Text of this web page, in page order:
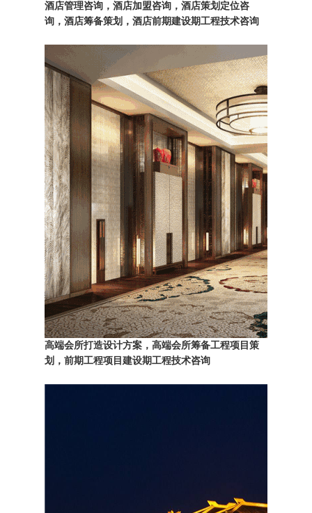
酒店管理咨询，酒店加盟咨询，酒店策划定位咨
询，酒店筹备策划， 酒店前期建设期工程技术咨询
高端会所打造设计方案，高端会所筹备工程项目策
划， 前期工程项目建设期工程技术咨询